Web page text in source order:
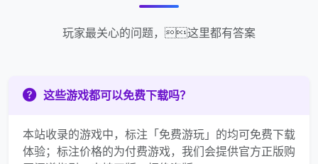
玩家最关心的问题，这里都有答案
这些游戏都可以免费下载吗？
本站收录的游戏中，标注「免费游玩」的均可免费下载
体验；标注价格的为付费游戏，我们会提供官方正版购